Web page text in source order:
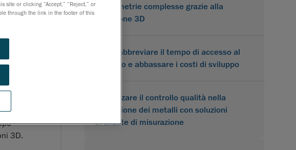
3D.
le geometrie complesse grazie alla
scansione 3D
Come abbreviare il tempo di accesso al
mercato e abbassare i costi di sviluppo
Ottimizzare il controllo qualità nella
lavorazione dei metalli con soluzioni
avanzate di misurazione
site or clicking “Accept,” “Reject,” or
through the link in the footer of this